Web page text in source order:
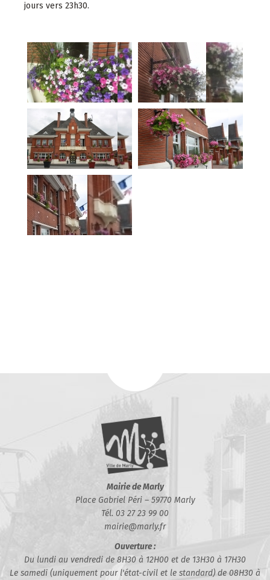
jours vers 23h30.
Mairie de Marly
Place Gabriel Péri – 59770 Marly
Tél. 03 27 23 99 00
mairie@marly.fr
Ouverture :
Du lundi au vendredi de 8H30 à 12H00 et de 13H30 à 17H30
Le samedi (uniquement pour l'état-civil et le standard) de 08H30 à